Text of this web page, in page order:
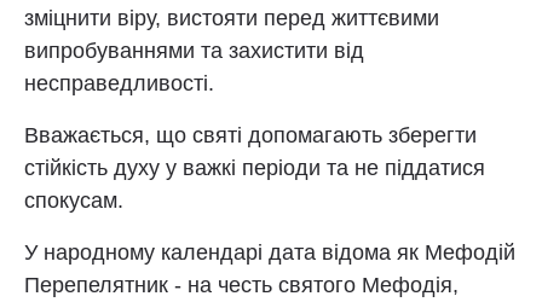
зміцнити віру, вистояти перед життєвими
випробуваннями та захистити від
несправедливості.
Вважається, що святі допомагають зберегти
стійкість духу у важкі періоди та не піддатися
спокусам.
У народному календарі дата відома як Мефодій
Перепелятник - на честь святого Мефодія,